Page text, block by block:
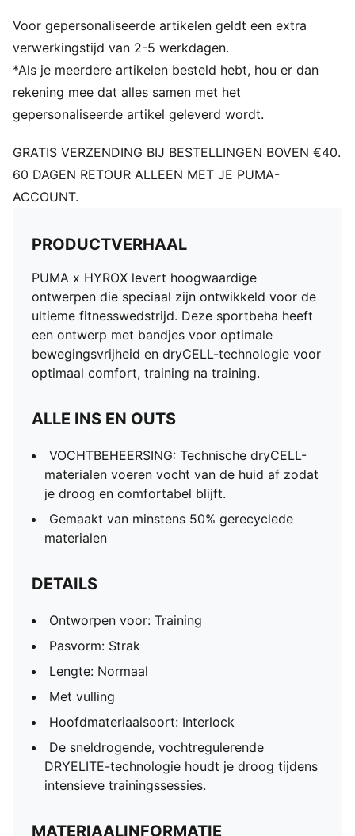
trainingssessies.
Voor gepersonaliseerde artikelen geldt een extra
verwerkingstijd van 2-5 werkdagen.
*Als je meerdere artikelen besteld hebt, hou er dan
rekening mee dat alles samen met het
gepersonaliseerde artikel geleverd wordt.
GRATIS VERZENDING BIJ BESTELLINGEN BOVEN €40.
60 DAGEN RETOUR ALLEEN MET JE PUMA-
ACCOUNT.
PRODUCTVERHAAL
PUMA x HYROX levert hoogwaardige
ontwerpen die speciaal zijn ontwikkeld voor de
ultieme fitnesswedstrijd. Deze sportbeha heeft
een ontwerp met bandjes voor optimale
bewegingsvrijheid en dryCELL-technologie voor
optimaal comfort, training na training.
ALLE INS EN OUTS
VOCHTBEHEERSING: Technische dryCELL-
materialen voeren vocht van de huid af zodat
je droog en comfortabel blijft.
Gemaakt van minstens 50% gerecyclede
materialen
DETAILS
Ontworpen voor: Training
Pasvorm: Strak
Lengte: Normaal
Met vulling
Hoofdmateriaalsoort: Interlock
De sneldrogende, vochtregulerende
DRYELITE-technologie houdt je droog tijdens
intensieve trainingssessies.
MATERIAALINFORMATIE